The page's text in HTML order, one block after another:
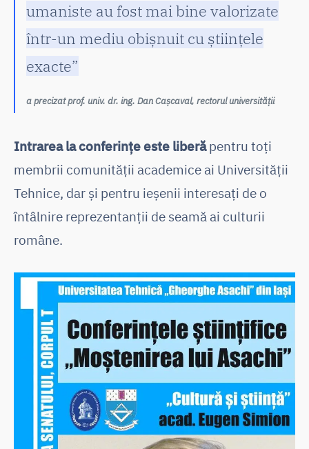
umaniste au fost mai bine valorizate
într-un mediu obișnuit cu științele
exacte”
a precizat prof. univ. dr. ing. Dan Cașcaval, rectorul universității
Intrarea la conferințe este liberăpentru toți
membrii comunității academice ai Universității
Tehnice, dar și pentru ieșenii interesați de o
întâlnire reprezentanții de seamă ai culturii
române.